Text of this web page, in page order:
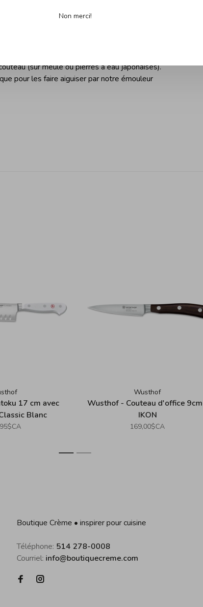
le fil du couteau (la partie
(sur meule ou pierres à eau japonaises).
pour les faire aiguiser par notre émouleur
17 cm avec
Blanc
Wusthof
Wusthof - Couteau d'office
IKON
169,00$CA
1 2
Boutique Crème • inspirer pour cuisine
Téléphone: 514 278-0008
Courriel: info@boutiquecreme.com
Non merci!